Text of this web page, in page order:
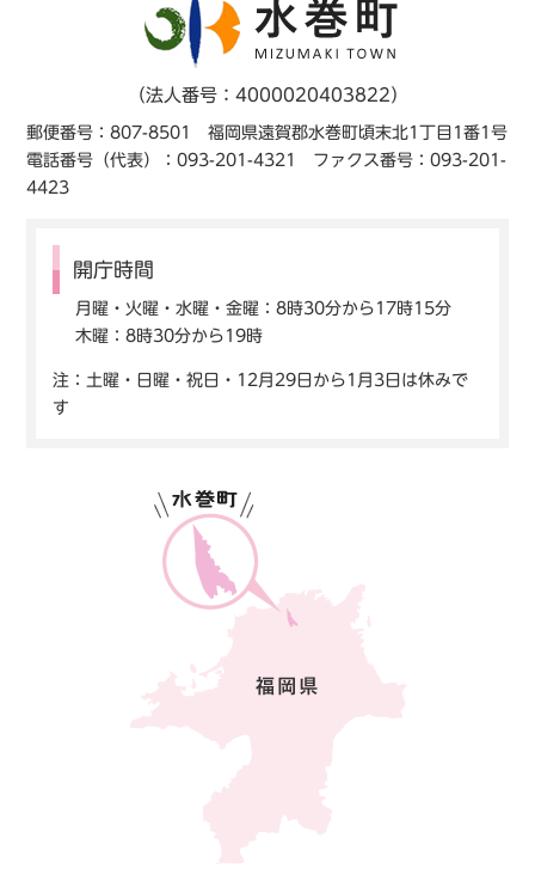
（法人番号：4000020403822）
郵便番号：807-8501 福岡県遠賀郡水巻町頃末北1丁目1番1号
電話番号（代表）：093-201-4321 ファクス番号：093-201-
4423
開庁時間
月曜・火曜・水曜・金曜：8時30分から17時15分
木曜：8時30分から19時
注：土曜・日曜・祝日・12月29日から1月3日は休みで
す